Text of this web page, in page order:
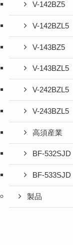
V-142BZ5
V-142BZL5
V-143BZ5
V-143BZL5
V-242BZL5
V-243BZL5
高須産業
BF-532SJD
BF-533SJD
製品